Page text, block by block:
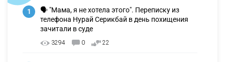
1
🗣 "Мама, я не хотела этого". Переписку из
телефона Нурай Серикбай в день похищения
зачитали в суде
3294 0 22